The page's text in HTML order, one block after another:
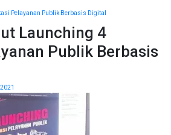
Pelayanan Publik Berbasis Digital
Launching 4
Publik Berbasis